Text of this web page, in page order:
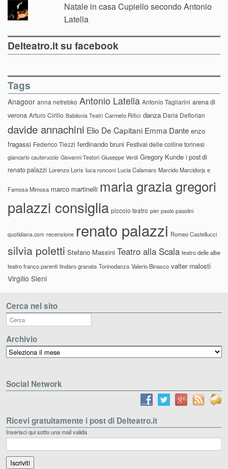
Natale in casa Cupiello secondo Antonio
Latella
Delteatro.it su facebook
Tags
Anagoor anna netrebko Antonio Latella Antonio Tagliarini arena di
verona Arturo Cirillo Babilonia Teatri Carmelo Rifici danza Daria Deflorian
davide annachini Elio De Capitani Emma Dante enzo
fragassi Federico Tiezzi ferdinando bruni Festival delle colline torinesi
giancarlo cauteruccio Giovanni Testori Giuseppe Verdi Gregory Kunde i post di
renato palazzi Lorenzo Loris luca ronconi Lucia Calamaro Marcido Marcidorjs e
Famosa Mimosa marco martinelli maria grazia gregori
palazzi consiglia piccolo teatro pier paolo pasolini
quotidiana.com recensione renato palazzi Romeo Castellucci
silvia poletti Stefano Massini Teatro alla Scala teatro delle albe
teatro franco parenti tindaro granata Torinodanza Valerio Binasco valter malosti
Virgilio Sieni
Cerca nel sito
Archivio
Archivio
Social Network
Ricevi gratuitamente i post di Delteatro.it
Inserisci qui sotto una mail valida